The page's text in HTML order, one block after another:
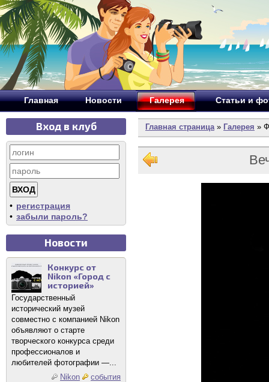
Главная Новости Галерея Статьи и
Вход в клуб
• регистрация
• забыли пароль?
Новости
Конкурс от
Nikon «Город с
историей»
Государственный
исторический музей
совместно с компанией Nikon
объявляют о старте
творческого конкурса среди
профессионалов и
любителей фотографии —...
Nikon
события
Главная страница» Галерея »